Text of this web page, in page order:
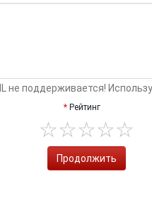
не поддерживается!
Рейтинг
Продолжить